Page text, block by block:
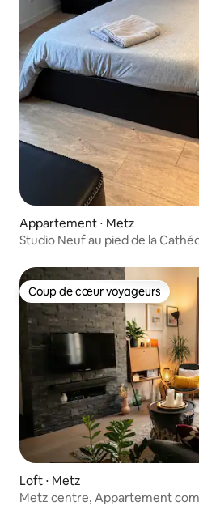
Appartement ⋅ Metz
Studio Neuf au pied de la
Coup de cœur voyageurs
Coup de cœur voyageurs
Loft ⋅ Metz
Metz centre, Appartement